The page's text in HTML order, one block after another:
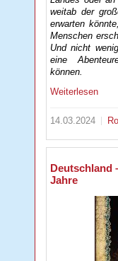
weitab der
erwarten
Menschen
Und nicht
eine
können.
Weiterlesen
14.03.2024
Deutschland
Jahre